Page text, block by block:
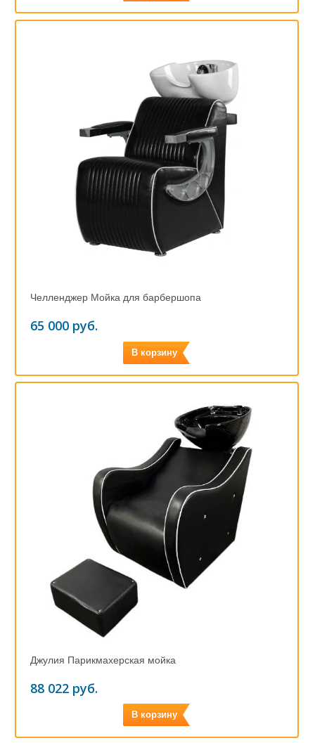
Челленджер Мойка для барбершопа
65 000 руб.
В корзину
Джулия Парикмахерская мойка
88 022 руб.
В корзину